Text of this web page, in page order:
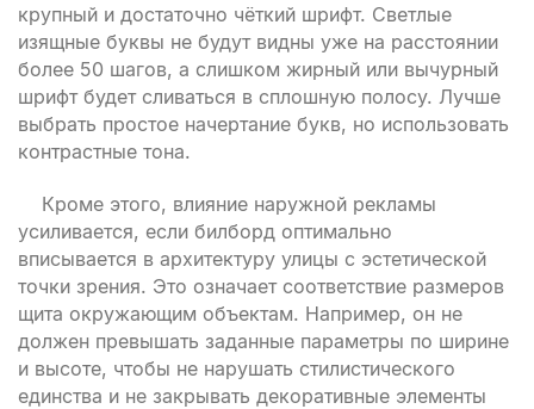
крупный и достаточно чёткий шрифт. Светлые
изящные буквы не будут видны уже на расстоянии
более 50 шагов, а слишком жирный или вычурный
шрифт будет сливаться в сплошную полосу. Лучше
выбрать простое начертание букв, но использовать
контрастные тона.
Кроме этого, влияние наружной рекламы
усиливается, если билборд оптимально
вписывается в архитектуру улицы с эстетической
точки зрения. Это означает соответствие размеров
щита окружающим объектам. Например, он не
должен превышать заданные параметры по ширине
и высоте, чтобы не нарушать стилистического
единства и не закрывать декоративные элементы